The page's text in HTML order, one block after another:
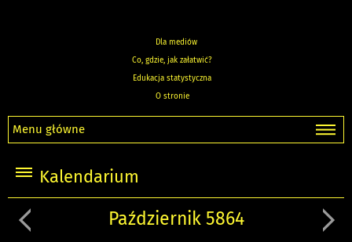
Dla mediów
Co, gdzie, jak załatwić?
Edukacja statystyczna
O stronie
Menu główne
Kalendarium
Październik 5864